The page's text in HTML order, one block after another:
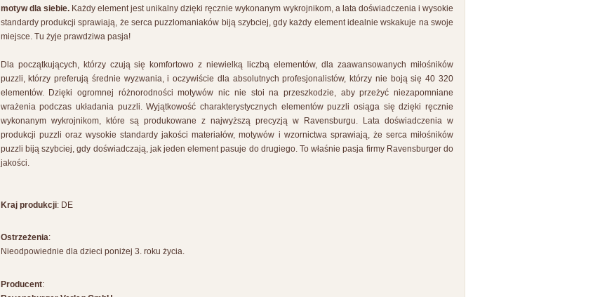
motyw dla siebie.Każdy element jest unikalny dzięki ręcznie wykonanym wykrojnikom, a lata doświadczenia i wysokie
standardy produkcji sprawiają, że serca puzzlomaniaków biją szybciej, gdy każdy element idealnie wskakuje na swoje
miejsce. Tu żyje prawdziwa pasja!
Dla początkujących, którzy czują się komfortowo z niewielką liczbą elementów, dla zaawansowanych miłośników
puzzli, którzy preferują średnie wyzwania, i oczywiście dla absolutnych profesjonalistów, którzy nie boją się 40 320
elementów. Dzięki ogromnej różnorodności motywów nic nie stoi na przeszkodzie, aby przeżyć niezapomniane
wrażenia podczas układania puzzli. Wyjątkowość charakterystycznych elementów puzzli osiąga się dzięki ręcznie
wykonanym wykrojnikom, które są produkowane z najwyższą precyzją w Ravensburgu. Lata doświadczenia w
produkcji puzzli oraz wysokie standardy jakości materiałów, motywów i wzornictwa sprawiają, że serca miłośników
puzzli biją szybciej, gdy doświadczają, jak jeden element pasuje do drugiego. To właśnie pasja firmy Ravensburger do
jakości.
Kraj produkcji: DE
Ostrzeżenia:
Nieodpowiednie dla dzieci poniżej 3. roku życia.
Producent: